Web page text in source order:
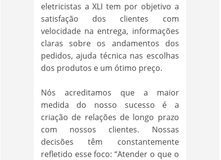
eletricistas a XLI tem por objetivo a
satisfação dos clientes com
velocidade na entrega, informações
claras sobre os andamentos dos
pedidos, ajuda técnica nas escolhas
dos produtos e um ótimo preço.
Nós acreditamos que a maior
medida do nosso sucesso é a
criação de relações de longo prazo
com nossos clientes. Nossas
decisões têm constantemente
refletido esse foco: “Atender o que o